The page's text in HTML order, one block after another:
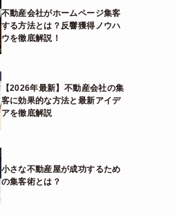
不動産会社がホームページ集客
する方法とは？反響獲得ノウハ
ウを徹底解説！
【2026年最新】不動産会社の集
客に効果的な方法と最新アイデ
アを徹底解説
小さな不動産屋が成功するため
の集客術とは？